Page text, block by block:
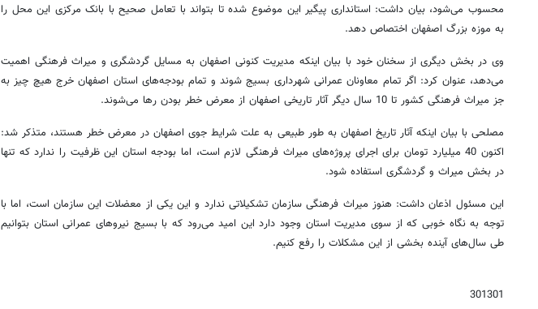
محسوب می‌شود، بیان داشت: استانداری پیگیر این موضوع شده تا بتواند با تعامل صحیح با بانک مرکزی این محل را
به موزه بزرگ اصفهان اختصاص دهد.
وی در بخش دیگری از سخنان خود با بیان اینکه مدیریت کنونی اصفهان به مسایل گردشگری و میراث فرهنگی اهمیت
می‌دهد، عنوان کرد: اگر تمام معاونان عمرانی شهرداری بسیج شوند و تمام بودجه‌های استان اصفهان خرج هیچ ‌چیز به
جز میراث فرهنگی کشور تا 10 سال دیگر آثار تاریخی اصفهان از معرض خطر بودن رها می‌شوند.
مصلحی با بیان اینکه آثار تاریخ اصفهان به طور طبیعی به علت شرایط جوی اصفهان در معرض خطر هستند، متذکر شد:
اکنون 40 میلیارد تومان برای اجرای پروژه‌های میراث فرهنگی لازم است، اما بودجه استان این ظرفیت را ندارد که تنها
در بخش میراث و گردشگری استفاده شود.
این مسئول اذعان داشت: هنوز میراث فرهنگی سازمان تشکیلاتی ندارد و این یکی از معضلات این سازمان است، اما با
توجه به نگاه خوبی که از سوی مدیریت استان وجود دارد این امید می‌رود که با بسیج نیروهای عمرانی استان بتوانیم
طی سال‌های آینده بخشی از این مشکلات را رفع کنیم.
301301